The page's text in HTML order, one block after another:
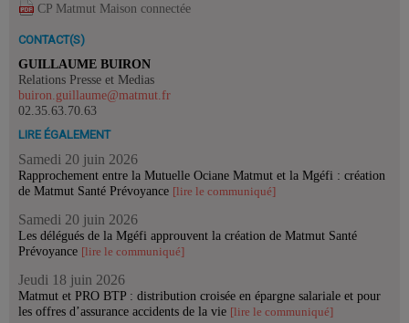
CP Matmut Maison connectée
CONTACT(S)
GUILLAUME BUIRON
Relations Presse et Medias
buiron.guillaume@matmut.fr
02.35.63.70.63
LIRE ÉGALEMENT
Samedi 20 juin 2026
Rapprochement entre la Mutuelle Ociane Matmut et la Mgéfi : création
de Matmut Santé Prévoyance [lire le communiqué]
Samedi 20 juin 2026
Les délégués de la Mgéfi approuvent la création de Matmut Santé
Prévoyance [lire le communiqué]
Jeudi 18 juin 2026
Matmut et PRO BTP : distribution croisée en épargne salariale et pour
les offres d’assurance accidents de la vie [lire le communiqué]